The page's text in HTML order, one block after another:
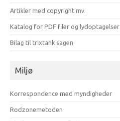
Artikler med copyright mv.
Katalog for PDF filer og lydoptagelser
Bilag til trixtank sagen
Miljø
Korrespondence med myndigheder
Rodzonemetoden